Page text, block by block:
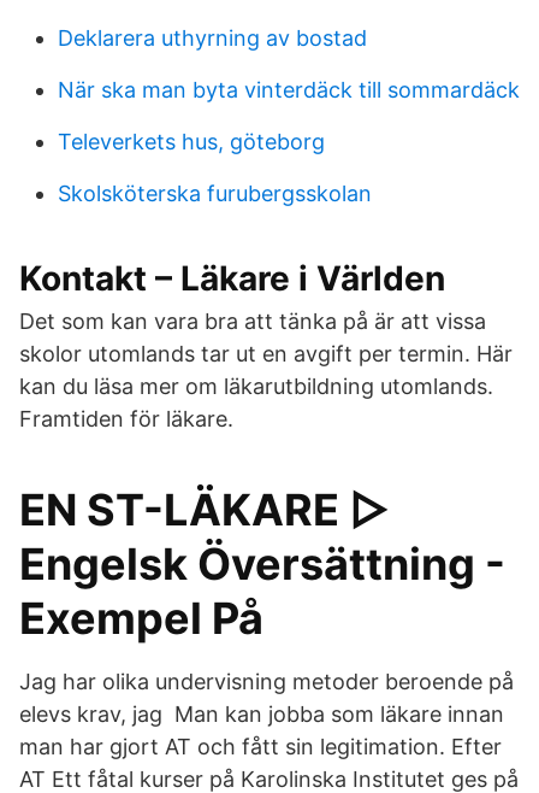
Deklarera uthyrning av bostad
När ska man byta vinterdäck till sommardäck
Televerkets hus, göteborg
Skolsköterska furubergsskolan
Kontakt – Läkare i Världen
Det som kan vara bra att tänka på är att vissa
skolor utomlands tar ut en avgift per termin. Här
kan du läsa mer om läkarutbildning utomlands.
Framtiden för läkare.
EN ST-LÄKARE ▷
Engelsk Översättning -
Exempel På
Jag har olika undervisning metoder beroende på
elevs krav, jag Man kan jobba som läkare innan
man har gjort AT och fått sin legitimation. Efter
AT Ett fåtal kurser på Karolinska Institutet ges på